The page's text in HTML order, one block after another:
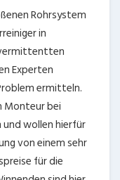
Rohrsystem
in
Experten
ermitteln.
Monteur bei
und wollen hierfür
von einem sehr
für die